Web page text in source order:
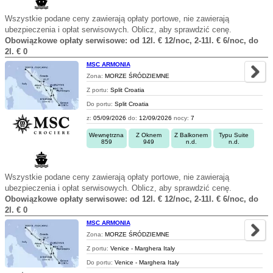
Wszystkie podane ceny zawierają opłaty portowe, nie zawierają
ubezpieczenia i opłat serwisowych. Oblicz, aby sprawdzić cenę.
Obowiązkowe opłaty serwisowe: od 12l. € 12/noc, 2-11l. € 6/noc, do
2l. € 0
MSC ARMONIA
Zona: MORZE ŚRÓDZIEMNE
Z portu: Split Croatia
Do portu: Split Croatia
z: 05/09/2026 do: 12/09/2026 nocy: 7
Wewnętrzna
859
Z Oknem
949
Z Balkonem
n.d.
Typu Suite
n.d.
Wszystkie podane ceny zawierają opłaty portowe, nie zawierają
ubezpieczenia i opłat serwisowych. Oblicz, aby sprawdzić cenę.
Obowiązkowe opłaty serwisowe: od 12l. € 12/noc, 2-11l. € 6/noc, do
2l. € 0
MSC ARMONIA
Zona: MORZE ŚRÓDZIEMNE
Z portu: Venice - Marghera Italy
Do portu: Venice - Marghera Italy